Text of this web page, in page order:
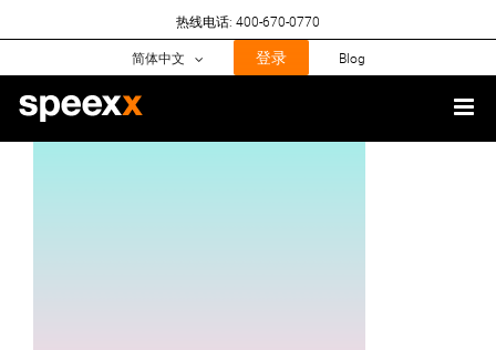
to
热线电话: 400-670-0770
简体中文 登录 Blog